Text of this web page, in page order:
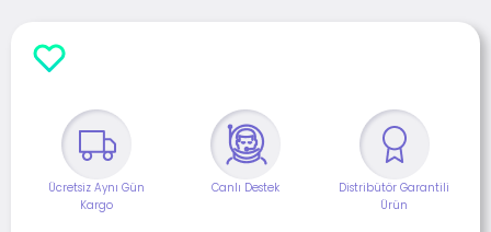
Ücretsiz Aynı Gün
Kargo
Canlı Destek
Distribütör Garantili
Ürün